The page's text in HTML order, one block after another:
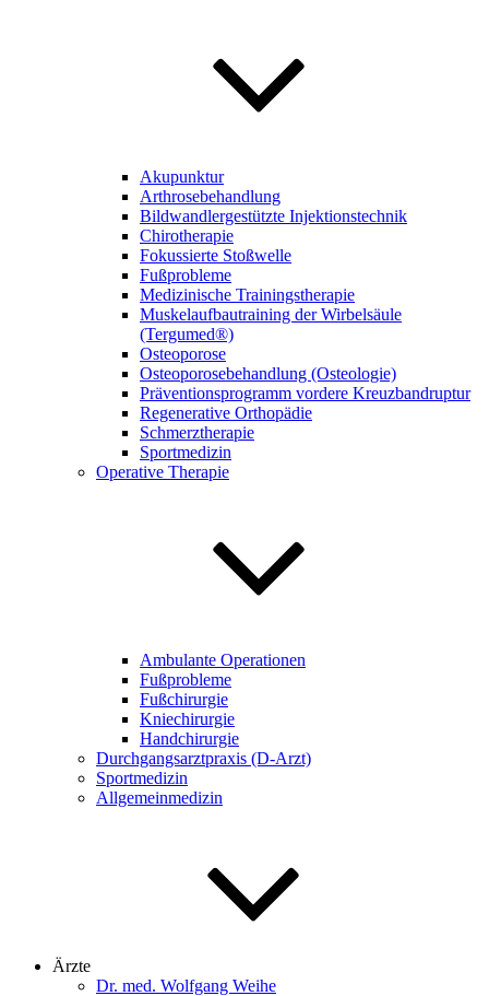
Akupunktur
Arthrosebehandlung
Bildwandlergestützte Injektionstechnik
Chirotherapie
Fokussierte Stoßwelle
Fußprobleme
Medizinische Trainingstherapie
Muskelaufbautraining der Wirbelsäule
(Tergumed®)
Osteoporose
Osteoporosebehandlung (Osteologie)
Präventionsprogramm vordere Kreuzbandruptur
Regenerative Orthopädie
Schmerztherapie
Sportmedizin
Operative Therapie
Ambulante Operationen
Fußprobleme
Fußchirurgie
Kniechirurgie
Handchirurgie
Durchgangsarztpraxis (D-Arzt)
Sportmedizin
Allgemeinmedizin
Ärzte
Dr. med. Wolfgang Weihe